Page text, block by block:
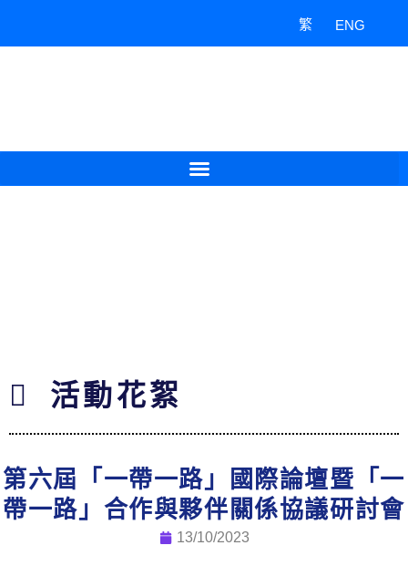
content
繁 ENG
活動花絮
第六屆「一帶一路」國際論壇暨「一
帶一路」合作與夥伴關係協議研討會
13/10/2023